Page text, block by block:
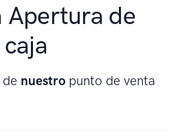
Apertura de
caja
nuestro punto de venta